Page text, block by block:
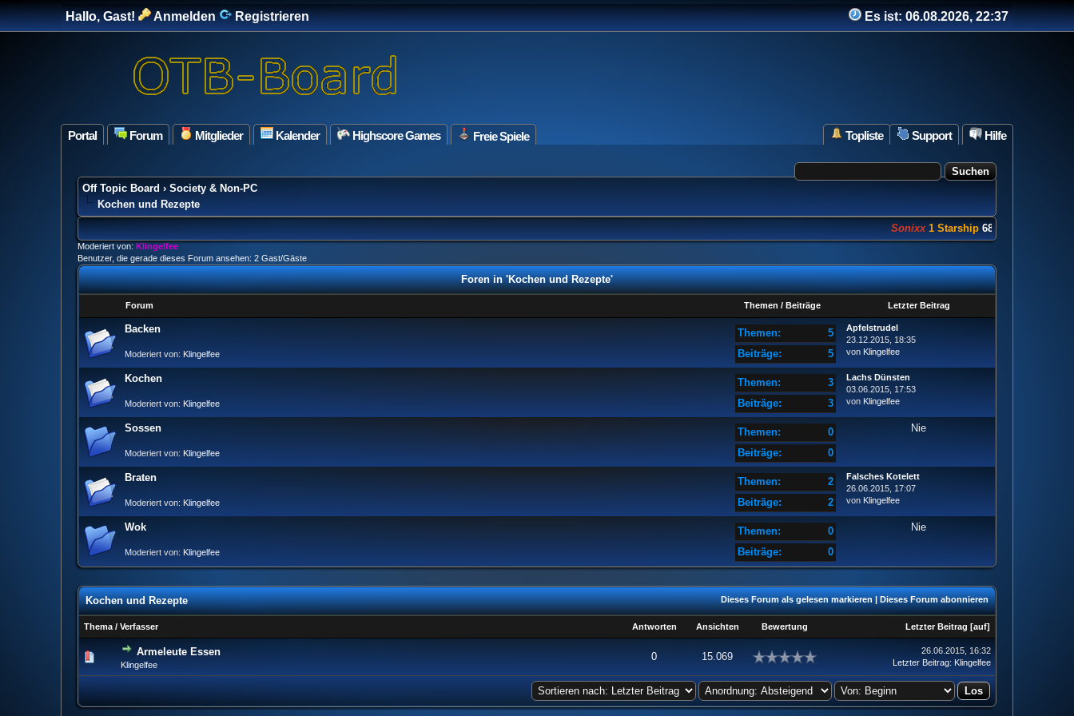
Hallo, Gast! Anmelden Registrieren Es ist:06.08.2026, 22:37
Portal Forum Mitglieder Kalender Highscore Games Freie Spiele Hilfe
Support
Topliste
Off Topic Board › Society & Non-PC
Kochen und Rezepte
Sonixx 1 Starship 682 Punkte
Moderiert von:Klingelfee
Benutzer, die gerade dieses Forum ansehen: 2 Gast/Gäste
Foren in 'Kochen und Rezepte'
Forum Themen / Beiträge Letzter Beitrag
Backen
Moderiert von: Klingelfee
Themen:
5
Beiträge:
5
Apfelstrudel
23.12.2015, 18:35
von Klingelfee
Kochen
Moderiert von: Klingelfee
Themen:
3
Beiträge:
3
Lachs Dünsten
03.06.2015, 17:53
von Klingelfee
Sossen
Moderiert von: Klingelfee
Themen:
0
Beiträge:
0
Nie
Braten
Moderiert von: Klingelfee
Themen:
2
Beiträge:
2
Falsches Kotelett
26.06.2015, 17:07
von Klingelfee
Wok
Moderiert von: Klingelfee
Themen:
0
Beiträge:
0
Nie
Dieses Forum als gelesen markieren|Dieses Forum abonnieren
Kochen und Rezepte
Thema / Verfasser Antworten Ansichten Bewertung Letzter Beitrag [auf]
Armeleute Essen
Klingelfee
0 15.069
26.06.2015, 16:32
Letzter Beitrag: Klingelfee